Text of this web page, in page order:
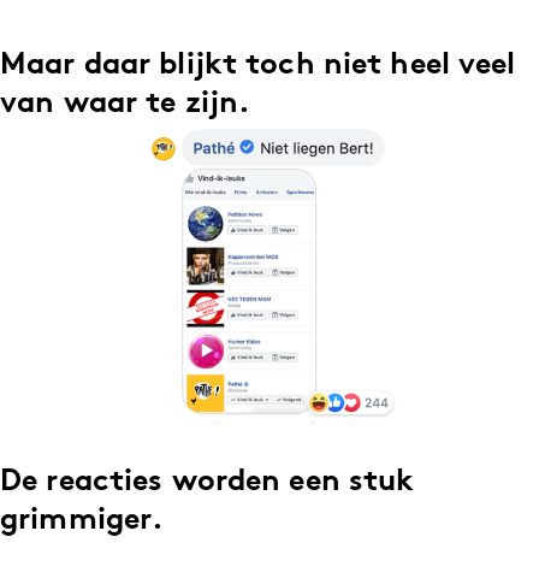
Maar daar blijkt toch niet heel veel
van waar te zijn.
De reacties worden een stuk
grimmiger.